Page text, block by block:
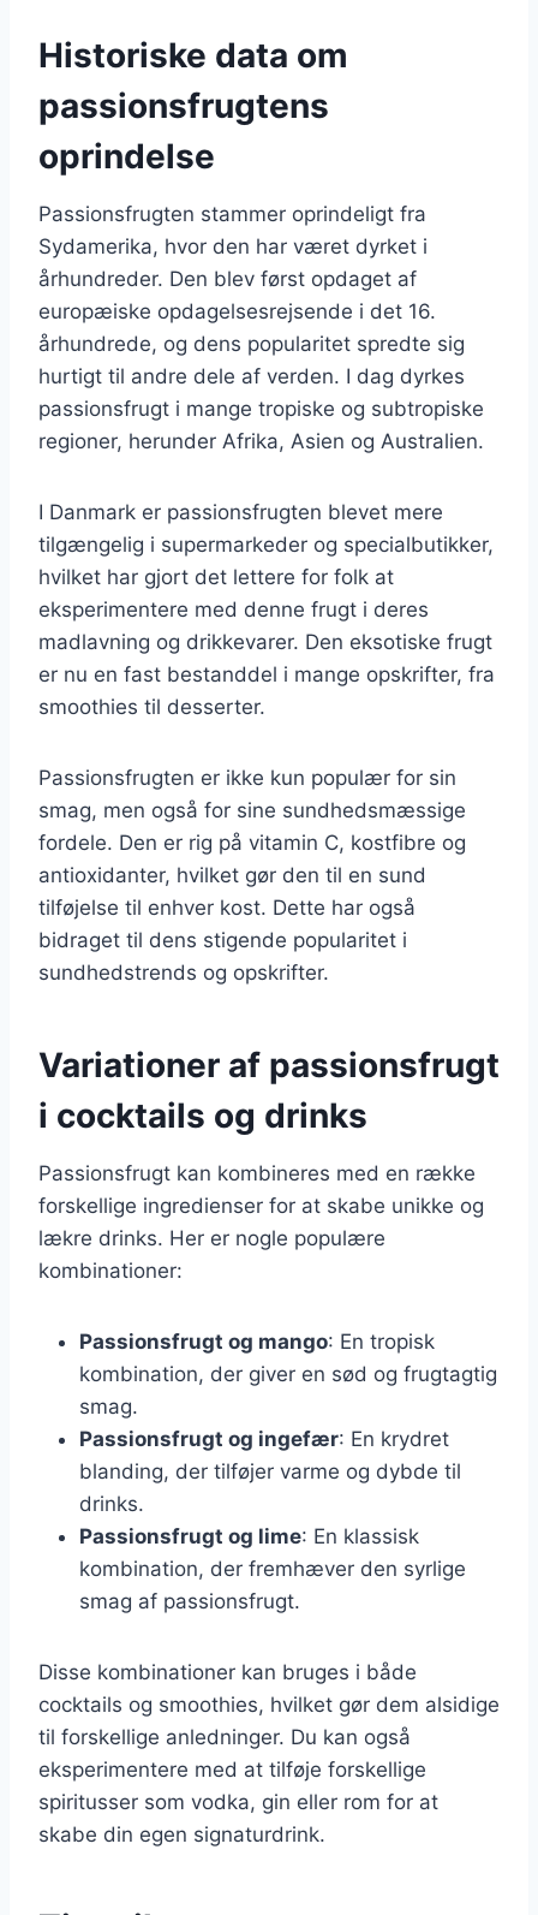
Historiske data om
passionsfrugtens
oprindelse
Passionsfrugten stammer oprindeligt fra
Sydamerika, hvor den har været dyrket i
århundreder. Den blev først opdaget af
europæiske opdagelsesrejsende i det 16.
århundrede, og dens popularitet spredte sig
hurtigt til andre dele af verden. I dag dyrkes
passionsfrugt i mange tropiske og subtropiske
regioner, herunder Afrika, Asien og Australien.
I Danmark er passionsfrugten blevet mere
tilgængelig i supermarkeder og specialbutikker,
hvilket har gjort det lettere for folk at
eksperimentere med denne frugt i deres
madlavning og drikkevarer. Den eksotiske frugt
er nu en fast bestanddel i mange opskrifter, fra
smoothies til desserter.
Passionsfrugten er ikke kun populær for sin
smag, men også for sine sundhedsmæssige
fordele. Den er rig på vitamin C, kostfibre og
antioxidanter, hvilket gør den til en sund
tilføjelse til enhver kost. Dette har også
bidraget til dens stigende popularitet i
sundhedstrends og opskrifter.
Variationer af passionsfrugt
i cocktails og drinks
Passionsfrugt kan kombineres med en række
forskellige ingredienser for at skabe unikke og
lækre drinks. Her er nogle populære
kombinationer:
Passionsfrugt og mango: En tropisk
kombination, der giver en sød og frugtagtig
smag.
Passionsfrugt og ingefær: En krydret
blanding, der tilføjer varme og dybde til
drinks.
Passionsfrugt og lime: En klassisk
kombination, der fremhæver den syrlige
smag af passionsfrugt.
Disse kombinationer kan bruges i både
cocktails og smoothies, hvilket gør dem alsidige
til forskellige anledninger. Du kan også
eksperimentere med at tilføje forskellige
spiritusser som vodka, gin eller rom for at
skabe din egen signaturdrink.